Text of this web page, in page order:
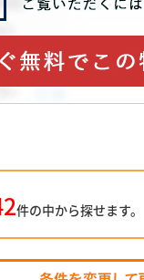
件の中から探せます。